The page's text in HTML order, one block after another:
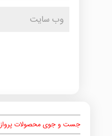
جست و جوی محصولات پرواز